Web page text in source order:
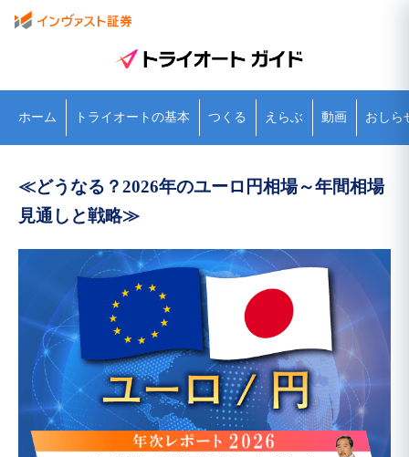
ホーム トライオートの基本 つくる えらぶ 動画 おしら
≪どうなる？2026年のユーロ円相場～年間相場
見通しと戦略≫